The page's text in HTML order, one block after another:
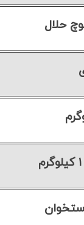
حلال